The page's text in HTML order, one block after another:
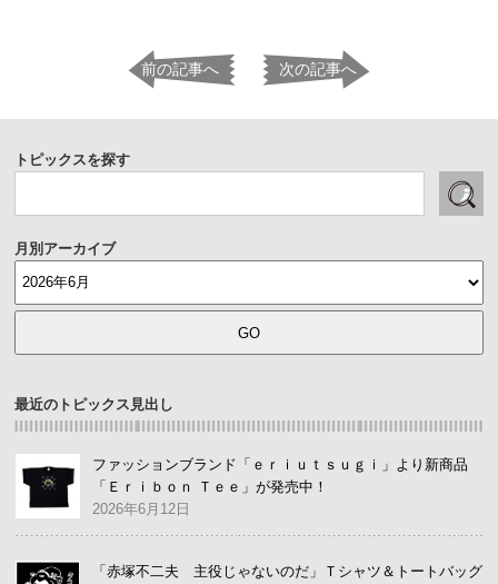
前の記事へ 次の記事へ
トピックスを探す
月別アーカイブ
最近のトピックス見出し
ファッションブランド「ｅｒｉｕｔｓｕｇｉ」より新商品
「Ｅｒｉｂｏｎ Ｔｅｅ」が発売中！
2026年6月12日
「赤塚不二夫 主役じゃないのだ」Ｔシャツ＆トートバッグ